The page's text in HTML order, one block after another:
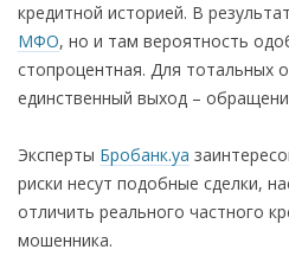
кредитной историей. В
МФО, но и там вероятность
стопроцентная. Для тотальных
единственный выход –
Эксперты Бробанк.уа
риски несут подобные сделки,
отличить реального частного
мошенника.